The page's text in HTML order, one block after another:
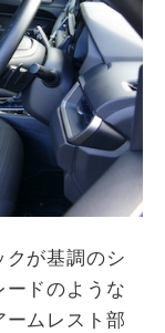
クが基調のシ
ードのような
ームレスト部